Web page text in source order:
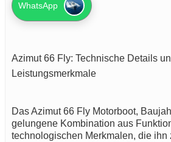
WhatsApp
Azimut 66 Fly: Technische Details
Leistungsmerkmale
Das Azimut 66 Fly Motorboot,
gelungene Kombination aus
technologischen Merkmalen, die ihn